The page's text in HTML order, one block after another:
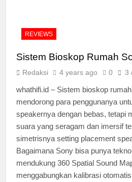
REVIEWS
Sistem Bioskop Rumah
Redaksi 4 years ago 0 3
whathifi.id – Sistem bioskop
mendorong para penggunanya
speakernya dengan bebas, tetapi
suara yang seragam dan imersif
simetrisnya setting placement
Bagaimana Sony bisa punya
mendukung 360 Spatial Sound
menggabungkan kalibrasi